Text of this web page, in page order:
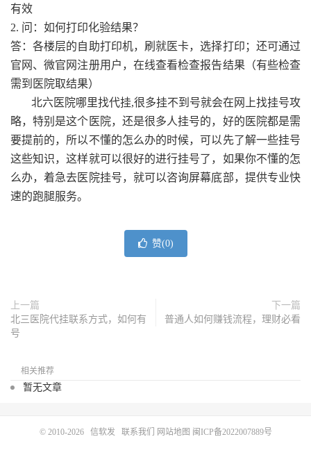
有效
2. 问：如何打印化验结果？
答：各楼层的自助打印机，刷就医卡，选择打印；还可通过
官网、微官网注册用户，在线查看检查报告结果（有些检查
需到医院取结果）
北六医院哪里找代挂,很多挂不到号就会在网上找挂号攻
略，特别是这个医院，还是很多人挂号的，好的医院都是需
要提前的，所以不懂的怎么办的时候，可以先了解一些挂号
这些知识，这样就可以很好的进行挂号了，如果你不懂的怎
么办，着急去医院挂号，就可以咨询屏幕底部，提供专业快
速的跑腿服务。
赞(0)
上一篇
北三医院代挂联系方式，如何有
号
下一篇
普通人如何赚钱流程，理财必看
相关推荐
暂无文章
© 2010-2026 信软发 联系我们 网站地图 闽ICP备2022007889号